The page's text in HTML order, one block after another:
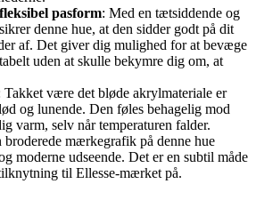
pasform: Med en tætsiddende og
denne hue, at den sidder godt på dit
af. Det giver dig mulighed for at bevæge
uden at skulle bekymre dig om, at
Takket være det bløde akrylmateriale er
og lunende. Den føles behagelig mod
varm, selv når temperaturen falder.
broderede mærkegrafik på denne hue
moderne udseende. Det er en subtil måde
til Ellesse-mærket på.